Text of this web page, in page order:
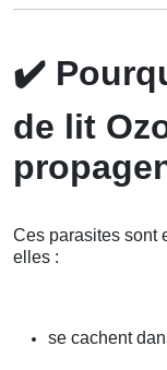
✔️
de lit
Ces parasites sont
elles :
se cachent